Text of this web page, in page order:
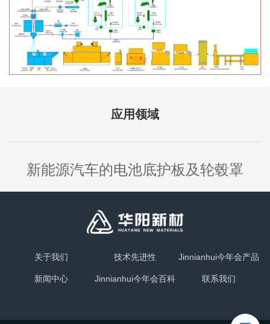
应用领域
新能源汽车的电池底护板及轮毂罩
关于我们 技术先进性 Jinnianhui今年会产品
新闻中心 Jinnianhui今年会百科 联系我们